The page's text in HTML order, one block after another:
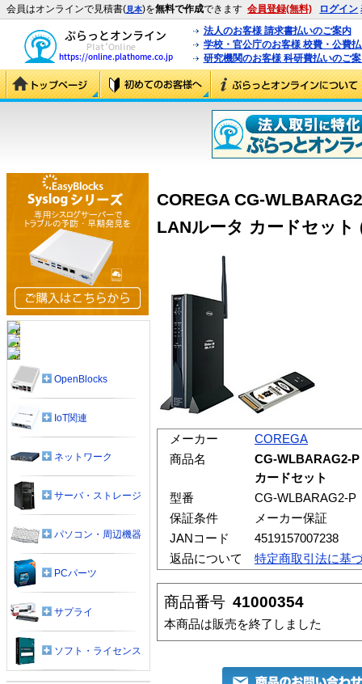
会員はオンラインで見積書(見本)を無料で作成できます 会員登録(無料) ログイン
法人のお客様 請求書払いのご案内
学校・官公庁のお客様 校費・公費
研究機関のお客様 科研費払いのご
COREGA CG-
LANルータ カードセット
メーカー
COREGA
商品名
CG-WLBARAG2-P
カードセット
型番
CG-WLBARAG2-P
保証条件
メーカー保証
JANコード
4519157007238
返品について
特定商取引法に基
商品番号 41000354
本商品は販売を終了しました
OpenBlocks
IoT関連
ネットワーク
サーバ・ストレージ
パソコン・周辺機器
PCパーツ
サプライ
ソフト・ライセンス